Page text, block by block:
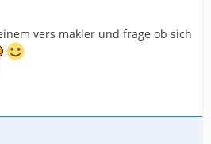
vers makler und frage ob sich